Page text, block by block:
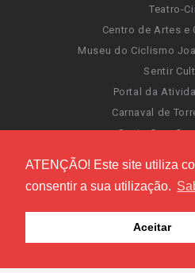
ATENÇÃO! Este site utiliza
consentir a sua utilização.
Aceitar
Teatro-
Centro de Artes e
Museu do Ciclismo
Sentir
Portal da
Carnaval de
Santa Cruz